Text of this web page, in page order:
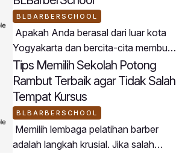
BLBARBERSCHOOL
Apakah Anda berasal dari luar kota
Yogyakarta dan bercita-cita membuka
usaha barbershop di daerah asal
Anda? BLBarberSchool menjadi
jembatan terbaik untuk mewujudkan
rencana tersebut.Peserta
BLBarberSchool datang dari berbagai
penjuru wilayah di Indonesia dengan
tujuan membawa keahlian barbering
Tips Memilih Sekolah Potong
Rambut Terbaik agar Tidak Salah
Tempat Kursus
BLBARBERSCHOOL
Memilih lembaga pelatihan barber
adalah langkah krusial. Jika salah